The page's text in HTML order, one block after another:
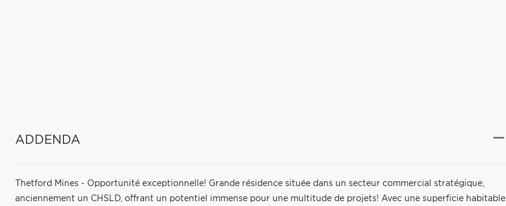
ADDENDA
Thetford Mines - Opportunité exceptionnelle! Grande résidence située dans un secteur commercial stratégique,
anciennement un CHSLD, offrant un potentiel immense pour une multitude de projets! Avec une superficie habitable